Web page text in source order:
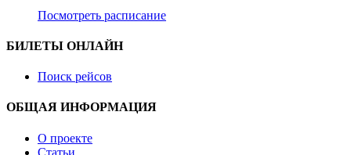
Посмотреть расписание
БИЛЕТЫ ОНЛАЙН
Поиск рейсов
ОБЩАЯ ИНФОРМАЦИЯ
О проекте
Статьи